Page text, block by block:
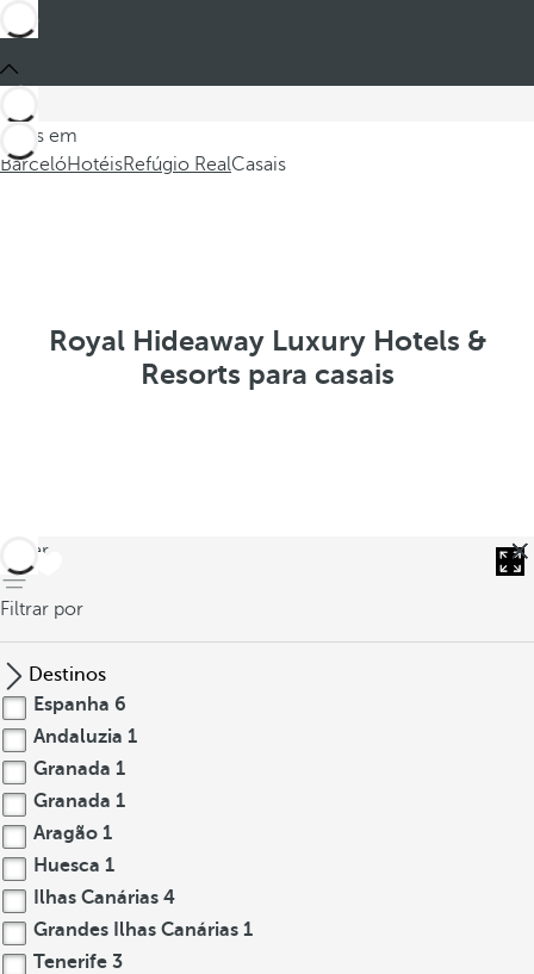
Estes em
BarcelóHotéisRefúgio RealCasais
Royal Hideaway Luxury Hotels &
Resorts para casais
voltar
Filtrar por
Destinos
Espanha 6
Andaluzia 1
Granada 1
Granada 1
Aragão 1
Huesca 1
Ilhas Canárias 4
Grandes Ilhas Canárias 1
Tenerife 3